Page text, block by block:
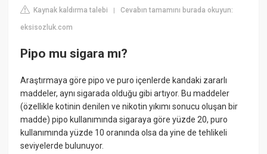
Kaynak kaldırma talebi |Cevabın tamamını burada okuyun:
eksisozluk.com
Pipo mu sigara mı?
Araştırmaya göre pipo ve puro içenlerde kandaki zararlı
maddeler, aynı sigarada olduğu gibi artıyor. Bu maddeler
(özellikle kotinin denilen ve nikotin yıkımı sonucu oluşan bir
madde) pipo kullanımında sigaraya göre yüzde 20, puro
kullanımında yüzde 10 oranında olsa da yine de tehlikeli
seviyelerde bulunuyor.